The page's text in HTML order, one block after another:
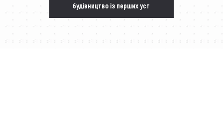
будівництво із перших уст